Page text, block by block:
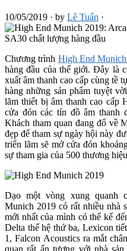
10/05/2019 · by Lê Tuấn ·
Chương trình High End
hàng đầu của thế giới. Đây là
xuất âm thanh cao cấp cùng tề
hàng những sản phẩm tuyệt
lãm thiết bị âm thanh cao cấp
cửa đón các tín đồ âm thanh
Khách tham quan đang đổ về
đẹp để tham sự ngày hội này
triển lãm sẽ mở cửa đón
sự tham gia của 500 thương
Dạo một vòng xung quanh
Munich 2019 có rất nhiều nhà
mới nhất của mình có thể kế
Delta thế hệ thứ ba, Lexicon
1, Falcon Acoustics ra mắt
quan rất ấn tượng với nhà